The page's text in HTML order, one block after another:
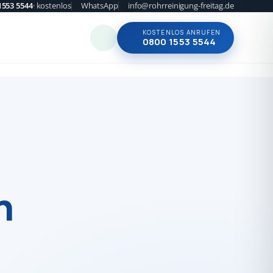
5544· kostenlos WhatsApp info@rohrreinigung-freitag.de
KOSTENLOS ANRUFEN
0800 1553 5544